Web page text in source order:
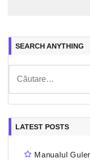
SEARCH ANYTHING
după:
LATEST POSTS
Manualul